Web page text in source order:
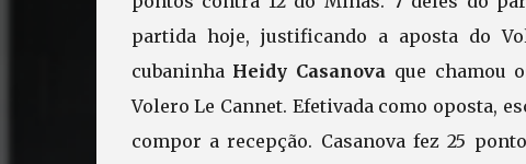
partida hoje, justificando a aposta do
cubaninha Heidy Casanova que chamou
Volero Le Cannet. Efetivada como oposta,
compor a recepção. Casanova fez 25